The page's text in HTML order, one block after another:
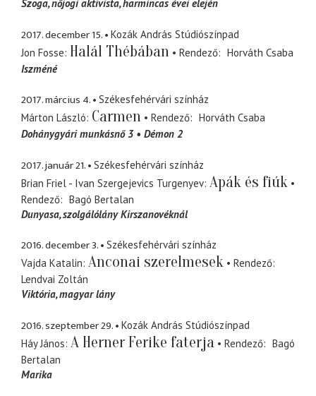
Szoga nőjogi aktivista, harmincas évei elején
2017. december 15.
Kozák András Stúdiószínpad
Jon Fosse Halál Thébában Rendező
Horváth Csaba
Iszméné
2017. március 4.
Székesfehérvári színház
Márton László Carmen Rendező
Horváth Csaba
Dohánygyári munkásnő 3
Démon 2
2017. január 21.
Székesfehérvári színház
Brian Friel - Ivan Szergejevics Turgenyev Apák és fiúk
Rendező
Bagó Bertalan
Dunyasa szolgálólány Kirszanovéknál
2016. december 3.
Székesfehérvári színház
Vajda Katalin Anconai szerelmesek
Rendező
Lendvai Zoltán
Viktória magyar lány
2016. szeptember 29.
Kozák András Stúdiószínpad
Háy János A Herner Ferike faterja Rendező
Bagó
Bertalan
Marika